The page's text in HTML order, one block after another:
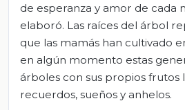
de esperanza y amor de cada
elaboró. Las raíces del árbol
que las mamás han cultivado
en algún momento estas
árboles con sus propios frutos
recuerdos, sueños y anhelos.